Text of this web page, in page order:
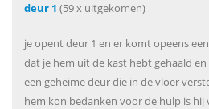
deur 1 (59 x uitgekomen)
je opent deur 1 en er komt opeens
dat je hem uit de kast hebt gehaald
een geheime deur die in de vloer
hem kon bedanken voor de hulp is hij